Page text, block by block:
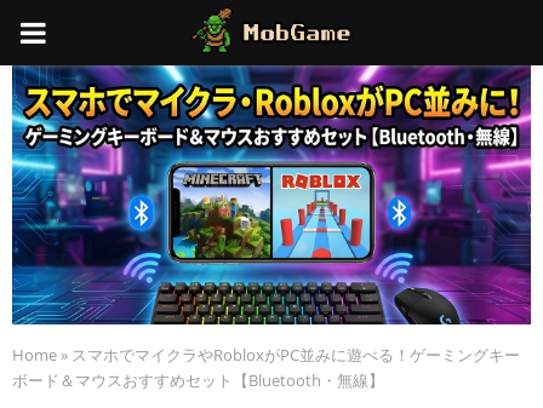
PRIMARY
MENU
Home » スマホでマイクラやRobloxがPC並みに遊べる！ゲーミングキー
ボード＆マウスおすすめセット【Bluetooth・無線】